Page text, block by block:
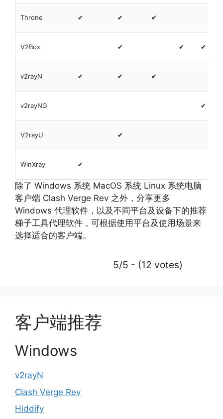
Throne ✔ ✔ ✔
V2Box ✔ ✔ ✔
v2rayN ✔ ✔ ✔
v2rayNG ✔
V2rayU ✔
WinXray ✔
除了 Windows 系统 MacOS 系统 Linux 系统电脑
客户端 Clash Verge Rev 之外，分享更多
Windows 代理软件，以及不同平台及设备下的推荐
梯子工具代理软件，可根据使用平台及使用场景来
选择适合的客户端。
5/5 - (12 votes)
客户端推荐
Windows
v2rayN
Clash Verge Rev
Hiddify